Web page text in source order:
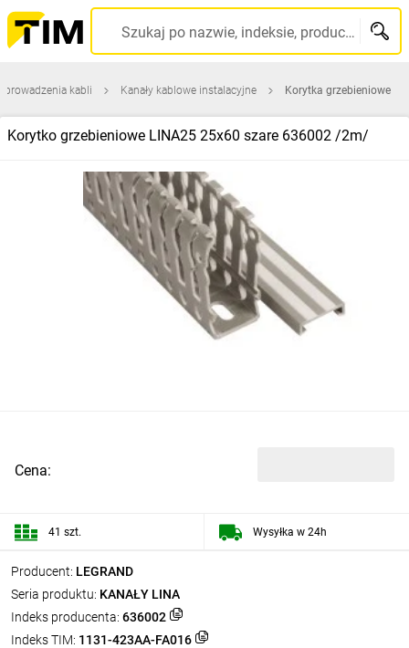
Szukaj po nazwie, indeksie, producencie, kodzie kreskowym...
prowadzenia kabli Kanały kablowe instalacyjne Korytka grzebieniowe
Korytko grzebieniowe LINA25 25x60 szare 636002 /2m/
Producent: LEGRAND
Seria produktu: KANAŁY LINA
Indeks producenta: 636002
Indeks TIM: 1131-423AA-FA016
Cena:
41 szt. Wysyłka w 24h